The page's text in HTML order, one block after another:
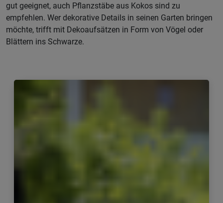
gut geeignet, auch Pflanzstäbe aus Kokos sind zu
empfehlen. Wer dekorative Details in seinen Garten bringen
möchte, trifft mit Dekoaufsätzen in Form von Vögel oder
Blättern ins Schwarze.